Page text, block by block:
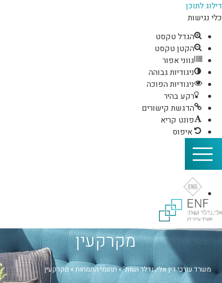
דילוג לתוכן
כלי נגישות
הגדל טקסט
הקטן טקסט
גווני אפור
ניגודיות גבוהה
ניגודיות הפוכה
רקע בהיר
הדגשת קישורים
פונט קריא
איפוס
מקרקעין
משרד עורכי דין אלי, נדלר ושות'»תחומי התמחות»מקרקעין